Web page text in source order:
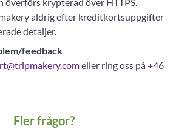
aldrig efter kreditkortsuppgifter
detaljer.
feedback
eller ring oss på+46
Fler frågor?